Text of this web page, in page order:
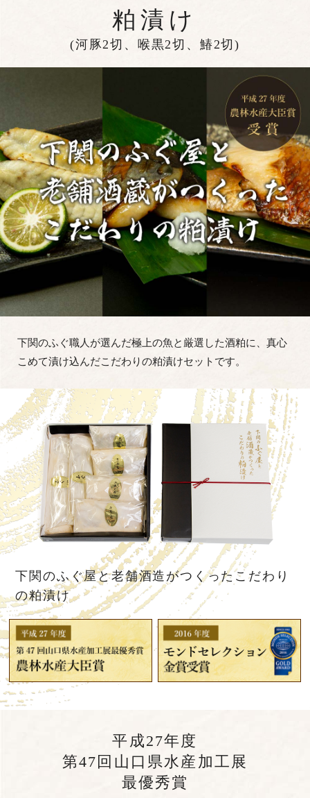
粕漬け
(河豚2切、喉黒2切、鰆2切)
下関のふぐ職人が選んだ極上の魚と厳選した酒粕に、真心
こめて漬け込んだこだわりの粕漬けセットです。
下関のふぐ屋と老舗酒造がつくったこだわり
の粕漬け
平成27年度
第47回山口県水産加工展
最優秀賞